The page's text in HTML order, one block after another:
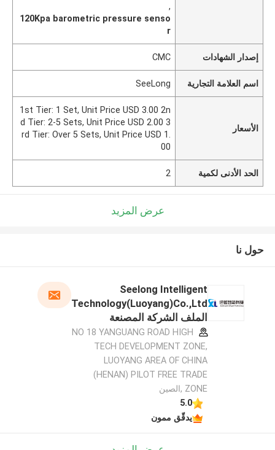
,
120Kpa barometric pressure senso
r
إصدار الشهادات CMC
اسم العلامة التجارية SeeLong
الأسعار
1st Tier: 1 Set, Unit Price USD 3.00 2n
d Tier: 2-5 Sets, Unit Price USD 2.00 3
rd Tier: Over 5 Sets, Unit Price USD 1.
00
الحد الأدنى لكمية 2
عرض المزيد
حول نا
Seelong Intelligent
Technology(Luoyang)Co.,Ltd
الملف الشركة المصنعة
NO 18 YANGUANG ROAD HIGH
TECH DEVELOPMENT ZONE,
LUOYANG AREA OF CHINA
(HENAN) PILOT FREE TRADE
ZONE ,الصين
5.0
يدقّق ممون